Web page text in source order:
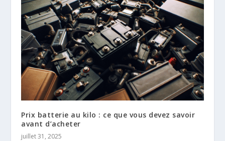
Prix batterie au kilo : ce que vous devez savoir
avant d’acheter
juillet 31, 2025